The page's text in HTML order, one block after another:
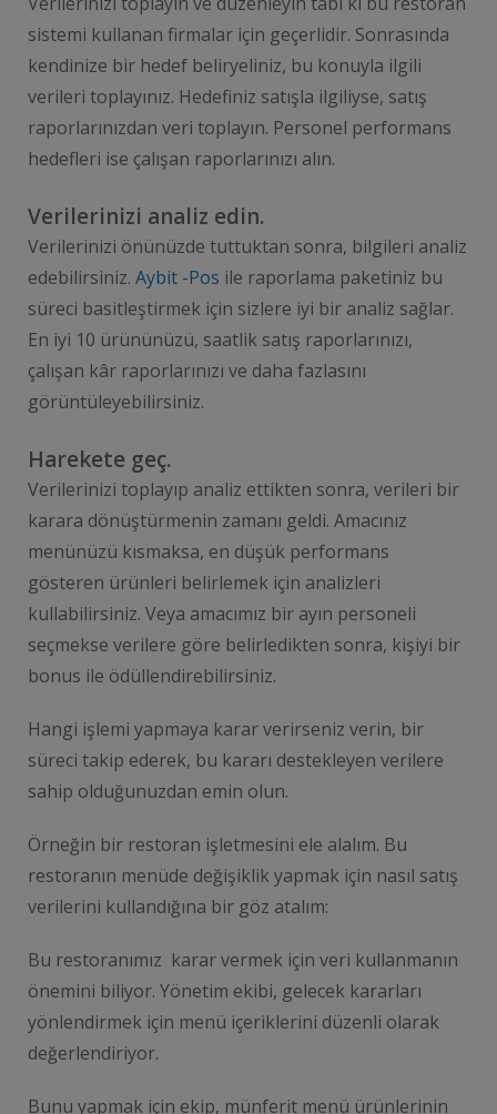
sistemi kullanan firmalar için geçerlidir. Sonrasında
kendinize bir hedef beliryeliniz, bu konuyla ilgili
verileri toplayınız. Hedefiniz satışla ilgiliyse, satış
raporlarınızdan veri toplayın. Personel performans
hedefleri ise çalışan raporlarınızı alın.
Verilerinizi analiz edin.
Verilerinizi önünüzde tuttuktan sonra, bilgileri analiz
edebilirsiniz. Aybit -Pos ile raporlama paketiniz bu
süreci basitleştirmek için sizlere iyi bir analiz sağlar.
En iyi 10 ürününüzü, saatlik satış raporlarınızı,
çalışan kâr raporlarınızı ve daha fazlasını
görüntüleyebilirsiniz.
Harekete geç.
Verilerinizi toplayıp analiz ettikten sonra, verileri bir
karara dönüştürmenin zamanı geldi. Amacınız
menünüzü kısmaksa, en düşük performans
gösteren ürünleri belirlemek için analizleri
kullabilirsiniz. Veya amacımız bir ayın personeli
seçmekse verilere göre belirledikten sonra, kişiyi bir
bonus ile ödüllendirebilirsiniz.
Hangi işlemi yapmaya karar verirseniz verin, bir
süreci takip ederek, bu kararı destekleyen verilere
sahip olduğunuzdan emin olun.
Örneğin bir restoran işletmesini ele alalım. Bu
restoranın menüde değişiklik yapmak için nasıl satış
verilerini kullandığına bir göz atalım:
Bu restoranımız karar vermek için veri kullanmanın
önemini biliyor. Yönetim ekibi, gelecek kararları
yönlendirmek için menü içeriklerini düzenli olarak
değerlendiriyor.
Bunu yapmak için ekip, münferit menü ürünlerinin